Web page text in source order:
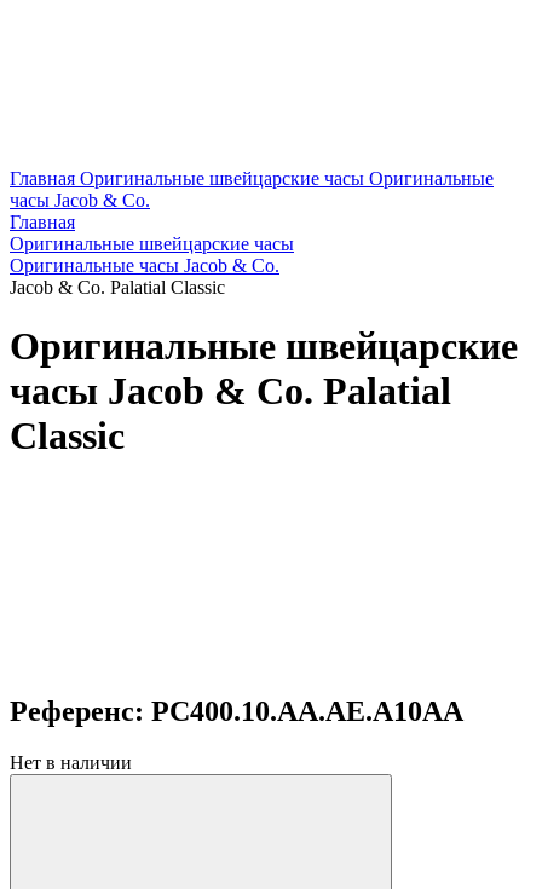
Главная Оригинальные швейцарские часы Оригинальные
часы Jacob & Co.
Главная
Оригинальные швейцарские часы
Оригинальные часы Jacob & Co.
Jacob & Co. Palatial Classic
Оригинальные швейцарские
часы Jacob & Co. Palatial
Classic
Референс: PC400.10.AA.AE.A10AA
Нет в наличии